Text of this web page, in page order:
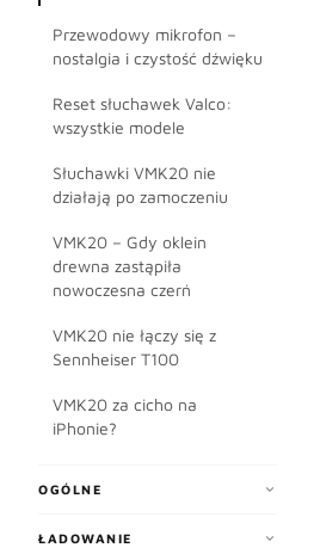
Przewodowy mikrofon –
nostalgia i czystość dźwięku
Reset słuchawek Valco:
wszystkie modele
Słuchawki VMK20 nie
działają po zamoczeniu
VMK20 – Gdy oklein
drewna zastąpiła
nowoczesna czerń
VMK20 nie łączy się z
Sennheiser T100
VMK20 za cicho na
iPhonie?
OGÓLNE
ŁADOWANIE